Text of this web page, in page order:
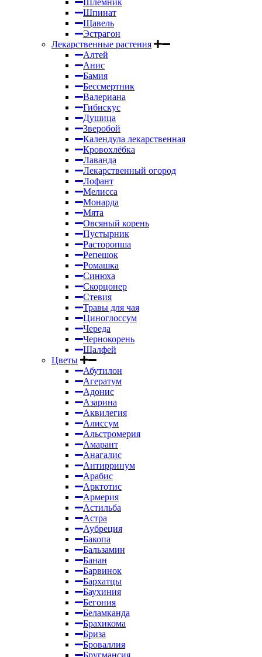
Шлемник
Шпинат
Щавель
Эстрагон
Лекарственные растения
Алтей
Анис
Бамия
Бессмертник
Валериана
Гибискус
Душица
Зверобой
Календула лекарственная
Кровохлёбка
Лаванда
Лекарственный огород
Лофант
Мелисса
Монарда
Мята
Овсяный корень
Пустырник
Расторопша
Репешок
Ромашка
Синюха
Скорцонер
Стевия
Травы для чая
Циноглоссум
Череда
Чернокорень
Шалфей
Цветы
Абутилон
Агератум
Адонис
Азарина
Аквилегия
Алиссум
Альстромерия
Амарант
Анагалис
Антирринум
Арабис
Арктотис
Армерия
Астильба
Астра
Аубреция
Бакопа
Бальзамин
Банан
Барвинок
Бархатцы
Баухиния
Бегония
Беламканда
Брахикома
Бриза
Броваллия
Бругмансия